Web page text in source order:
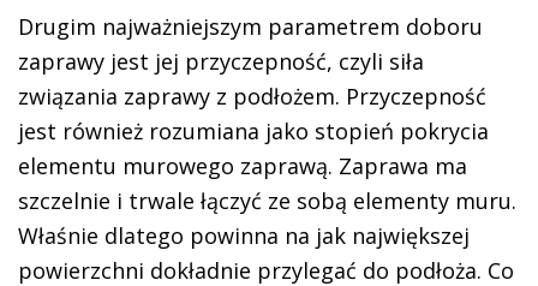
Drugim najważniejszym parametrem doboru
zaprawy jest jej przyczepność, czyli siła
związania zaprawy z podłożem. Przyczepność
jest również rozumiana jako stopień pokrycia
elementu murowego zaprawą. Zaprawa ma
szczelnie i trwale łączyć ze sobą elementy muru.
Właśnie dlatego powinna na jak największej
powierzchni dokładnie przylegać do podłoża. Co